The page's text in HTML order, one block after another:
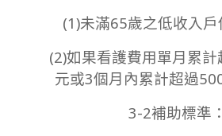
(1)未滿65歲之低收入戶
(2)如果看護費用單月累
元或3個月內累計超過
3-2補助標準：